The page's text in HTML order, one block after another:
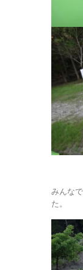
みんな
た。